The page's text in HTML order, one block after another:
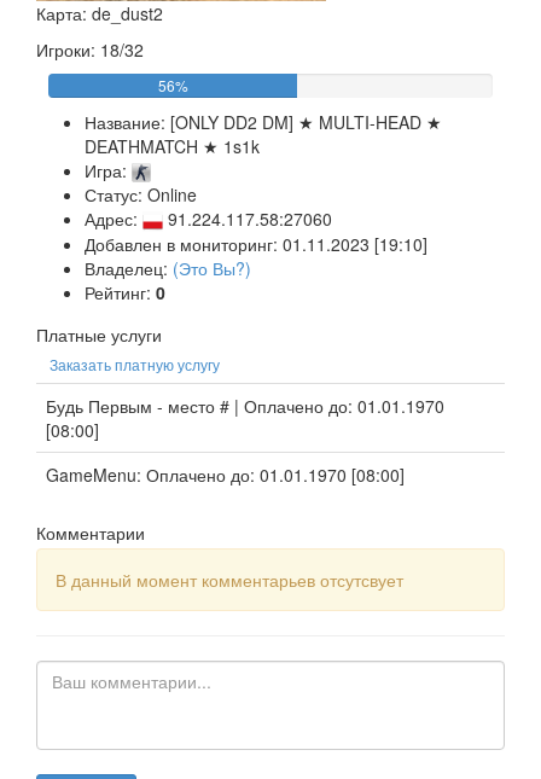
Карта: de_dust2
Игроки: 18/32
56%
Название: [ONLY DD2 DM] ★ MULTI-HEAD ★
DEATHMATCH ★ 1s1k
Игра:
Статус: Online
Адрес:
91.224.117.58:27060
Добавлен в мониторинг: 01.11.2023 [19:10]
Владелец: (Это Вы?)
Рейтинг: 0
Платные услуги
Заказать платную услугу
Будь Первым - место # | Оплачено до: 01.01.1970
[08:00]
GameMenu: Оплачено до: 01.01.1970 [08:00]
Комментарии
В данный момент комментарьев отсутсвует